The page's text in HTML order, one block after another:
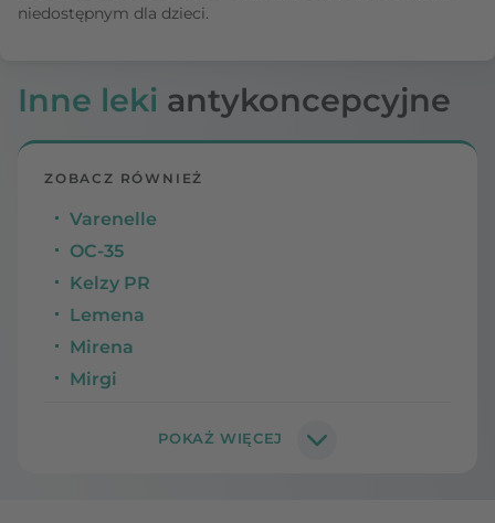
niedostępnym dla dzieci.
Inne leki antykoncepcyjne
ZOBACZ RÓWNIEŻ
Varenelle
OC-35
Kelzy PR
Lemena
Mirena
Mirgi